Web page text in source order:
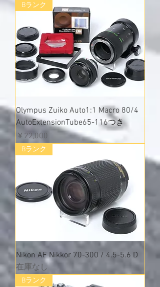
Bランク
Olympus Zuiko Auto1:1 Macro 80/4
AutoExtensionTube65-116つき
価格
￥22,000
Bランク
Nikon AF Nikkor 70-300 / 4.5-5.6 D
在庫なし
Bランク